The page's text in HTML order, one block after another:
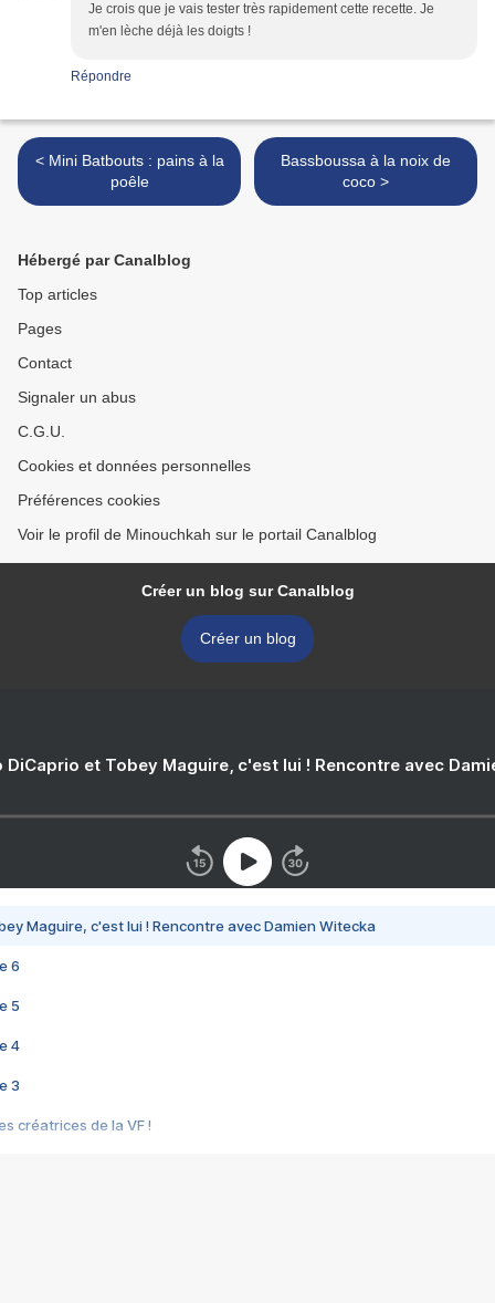
Je crois que je vais tester très rapidement cette recette. Je
m'en lèche déjà les doigts !
Répondre
< Mini Batbouts : pains à la
poêle
Bassboussa à la noix de
coco >
Hébergé par Canalblog
Top articles
Pages
Contact
Signaler un abus
C.G.U.
Cookies et données personnelles
Préférences cookies
Voir le profil de Minouchkah sur le portail Canalblog
Créer un blog sur Canalblog
Créer un blog
DiCaprio et Tobey Maguire, c'est lui ! Rencontre avec
Maguire, c'est lui ! Rencontre avec Damien Witecka
6
5
4
3
créatrices de la VF !